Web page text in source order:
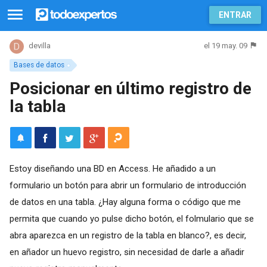
ENTRAR
Bases de datos
devilla el 19 may. 09
Posicionar en último registro de
la tabla
Estoy diseñando una BD en Access. He añadido a un
formulario un botón para abrir un formulario de introducción
de datos en una tabla. ¿Hay alguna forma o código que me
permita que cuando yo pulse dicho botón, el folmulario que se
abra aparezca en un registro de la tabla en blanco?, es decir,
en añador un huevo registro, sin necesidad de darle a añadir